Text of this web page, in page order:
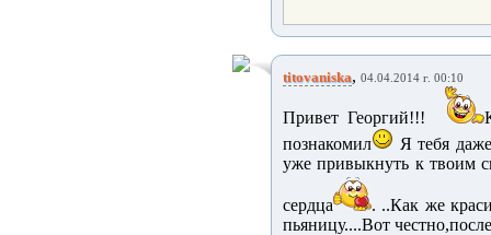
titovaniska, 04.04.2014 г. 00:10
Привет Георгий!!!
познакомил
Я тебя
уже привыкнуть к твоим
сердца
. ..Как же
пьяницу....Вот